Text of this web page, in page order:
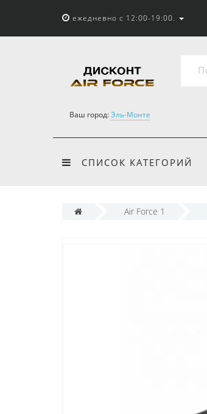
ежедневно с 12:00-19:00.
Ваш город:Эль-Монте
СПИСОК КАТЕГОРИЙ
Air Force 1